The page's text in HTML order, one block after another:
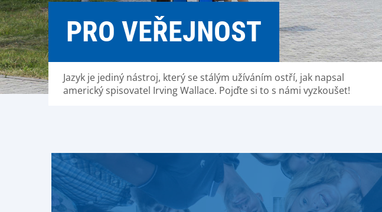
PRO VEŘEJNOST
Jazyk je jediný nástroj, který se stálým užíváním ostří, jak napsal
americký spisovatel Irving Wallace. Pojďte si to s námi vyzkoušet!